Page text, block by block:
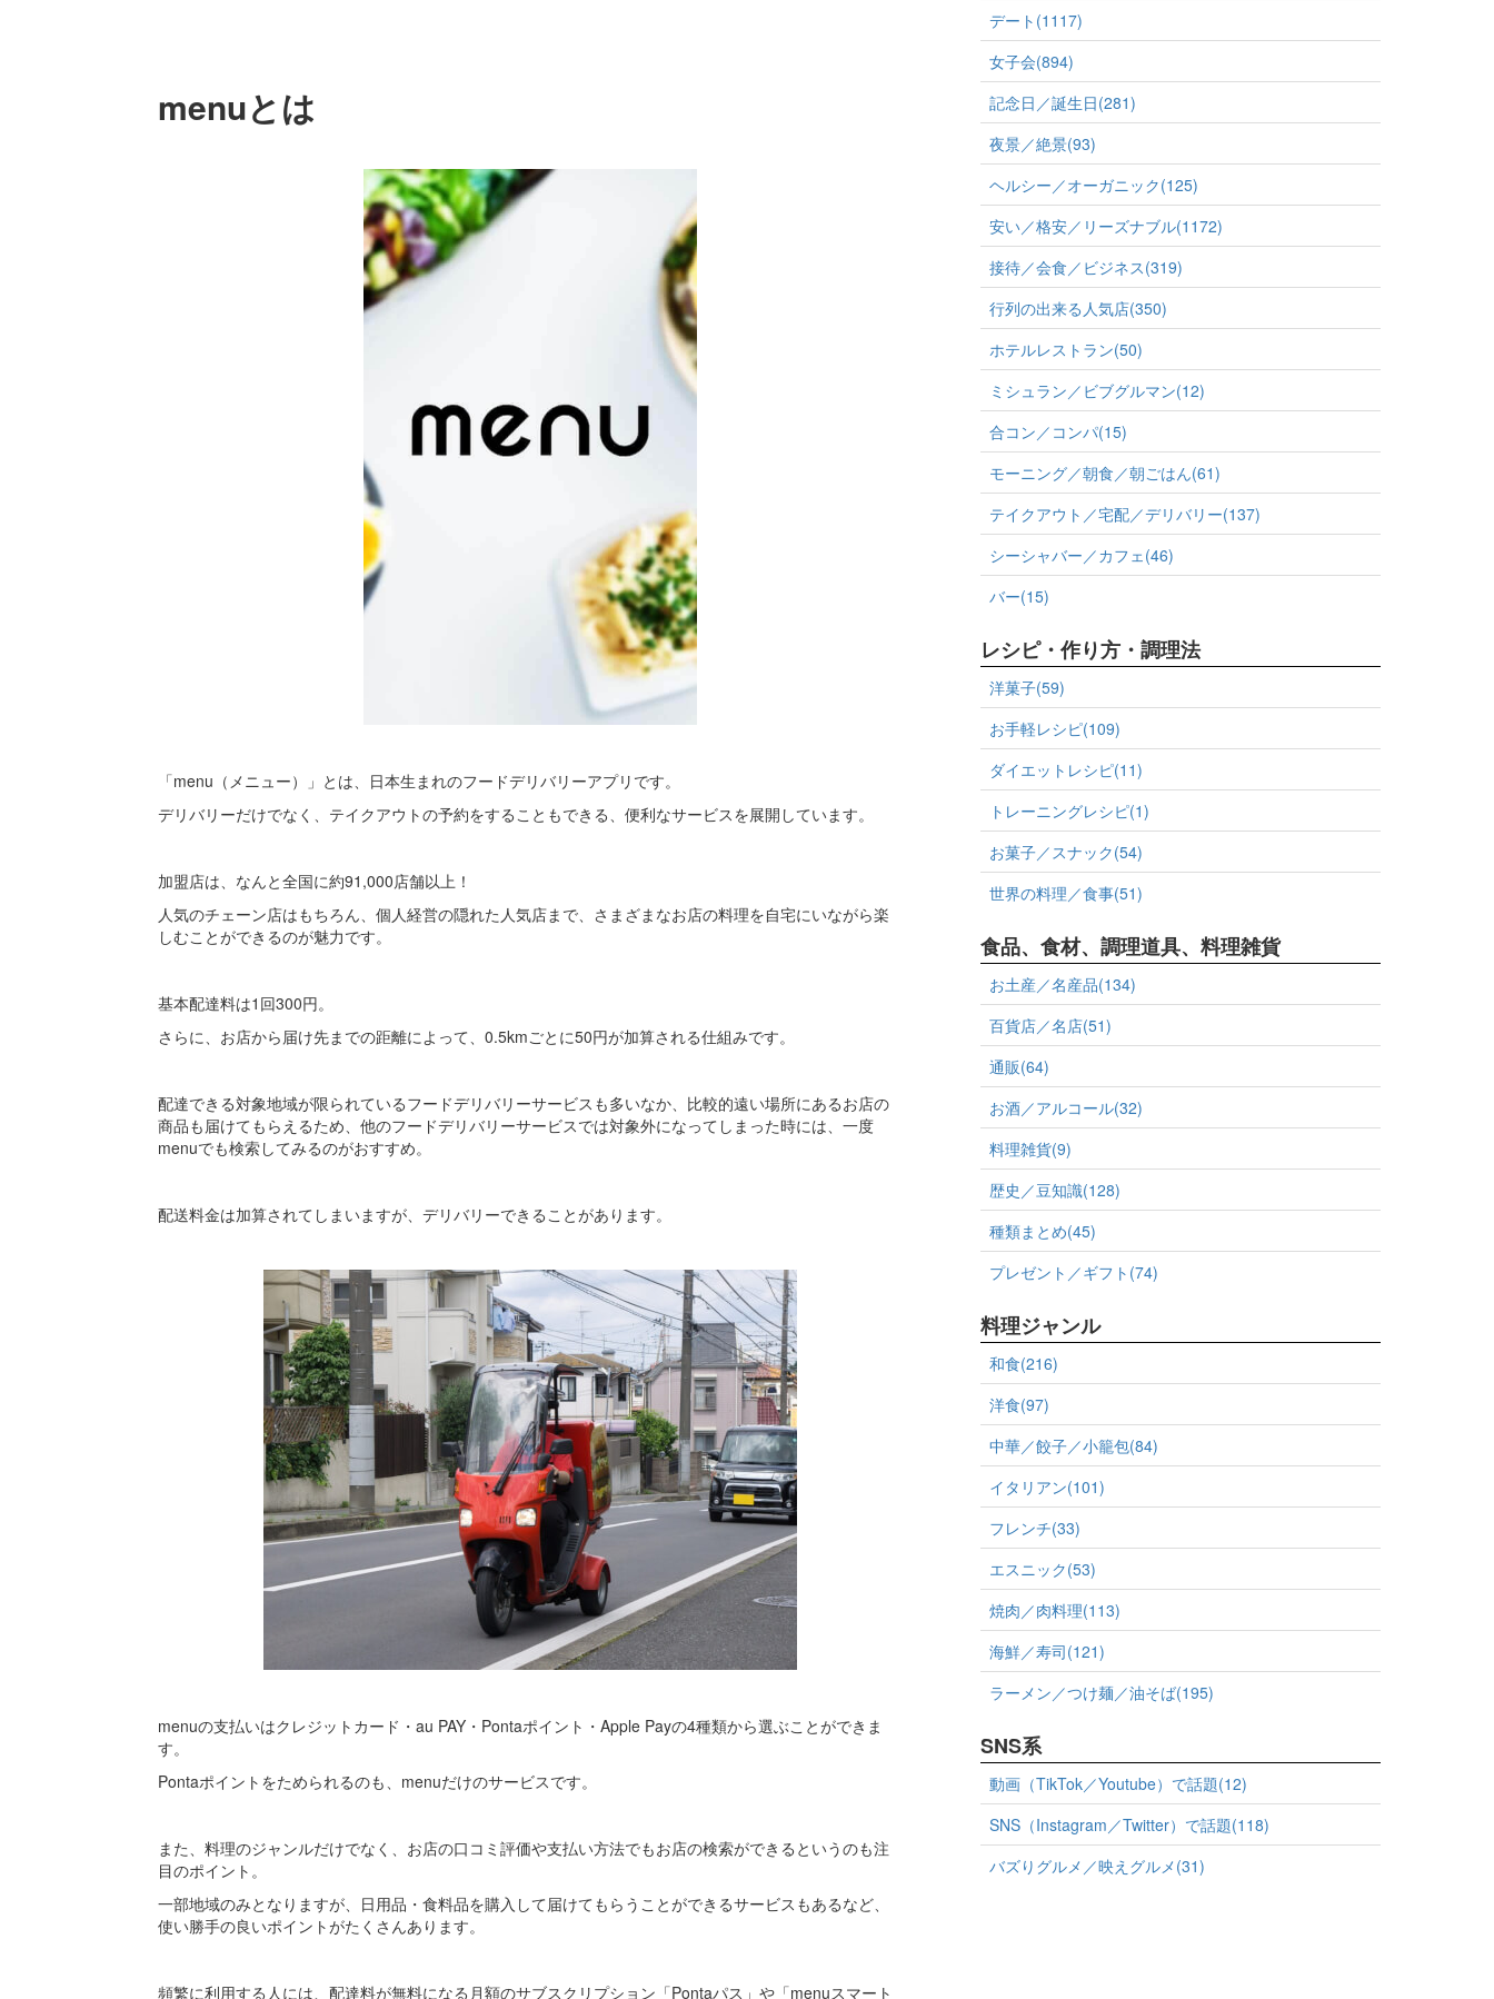
menuとは
「menu（メニュー）」とは、日本生まれのフードデリバリーアプリです。
デリバリーだけでなく、テイクアウトの予約をすることもできる、便利なサービスを展開しています。
加盟店は、なんと全国に約91,000店舗以上！
人気のチェーン店はもちろん、個人経営の隠れた人気店まで、さまざまなお店の料理を自宅にいながら楽
しむことができるのが魅力です。
基本配達料は1回300円。
さらに、お店から届け先までの距離によって、0.5kmごとに50円が加算される仕組みです。
配達できる対象地域が限られているフードデリバリーサービスも多いなか、比較的遠い場所にあるお店の
商品も届けてもらえるため、他のフードデリバリーサービスでは対象外になってしまった時には、一度
menuでも検索してみるのがおすすめ。
配送料金は加算されてしまいますが、デリバリーできることがあります。
menuの支払いはクレジットカード・au PAY・Pontaポイント・Apple Payの4種類から選ぶことができま
す。
Pontaポイントをためられるのも、menuだけのサービスです。
また、料理のジャンルだけでなく、お店の口コミ評価や支払い方法でもお店の検索ができるというのも注
目のポイント。
一部地域のみとなりますが、日用品・食料品を購入して届けてもらうことができるサービスもあるなど、
使い勝手の良いポイントがたくさんあります。
頻繁に利用する人には、配達料が無料になる月額のサブスクリプション「Pontaパス」や「menuスマート
デート(1117)
女子会(894)
記念日／誕生日(281)
夜景／絶景(93)
ヘルシー／オーガニック(125)
安い／格安／リーズナブル(1172)
接待／会食／ビジネス(319)
行列の出来る人気店(350)
ホテルレストラン(50)
ミシュラン／ビブグルマン(12)
合コン／コンパ(15)
モーニング／朝食／朝ごはん(61)
テイクアウト／宅配／デリバリー(137)
シーシャバー／カフェ(46)
バー(15)
レシピ・作り方・調理法
洋菓子(59)
お手軽レシピ(109)
ダイエットレシピ(11)
トレーニングレシピ(1)
お菓子／スナック(54)
世界の料理／食事(51)
食品、食材、調理道具、料理雑貨
お土産／名産品(134)
百貨店／名店(51)
通販(64)
お酒／アルコール(32)
料理雑貨(9)
歴史／豆知識(128)
種類まとめ(45)
プレゼント／ギフト(74)
料理ジャンル
和食(216)
洋食(97)
中華／餃子／小籠包(84)
イタリアン(101)
フレンチ(33)
エスニック(53)
焼肉／肉料理(113)
海鮮／寿司(121)
ラーメン／つけ麺／油そば(195)
SNS系
動画（TikTok／Youtube）で話題(12)
SNS（Instagram／Twitter）で話題(118)
バズりグルメ／映えグルメ(31)